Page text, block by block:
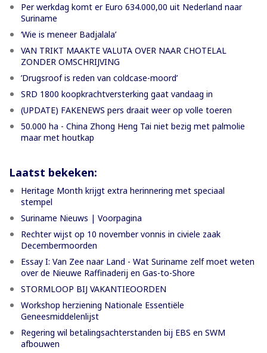
Per werkdag komt er Euro 634.000,00 uit Nederland naar
Suriname
‘Wie is meneer Badjalala’
VAN TRIKT MAAKTE VALUTA OVER NAAR CHOTELAL
ZONDER OMSCHRIJVING
’Drugsroof is reden van coldcase-moord’
SRD 1800 koopkrachtversterking gaat vandaag in
(UPDATE) FAKENEWS pers draait weer op volle toeren
50.000 ha - China Zhong Heng Tai niet bezig met palmolie
maar met houtkap
Laatst bekeken:
Heritage Month krijgt extra herinnering met speciaal
stempel
Suriname Nieuws | Voorpagina
Rechter wijst op 10 november vonnis in civiele zaak
Decembermoorden
Essay I: Van Zee naar Land - Wat Suriname zelf moet weten
over de Nieuwe Raffinaderij en Gas-to-Shore
STORMLOOP BIJ VAKANTIEOORDEN
Workshop herziening Nationale Essentiële
Geneesmiddelenlijst
Regering wil betalingsachterstanden bij EBS en SWM
afbouwen